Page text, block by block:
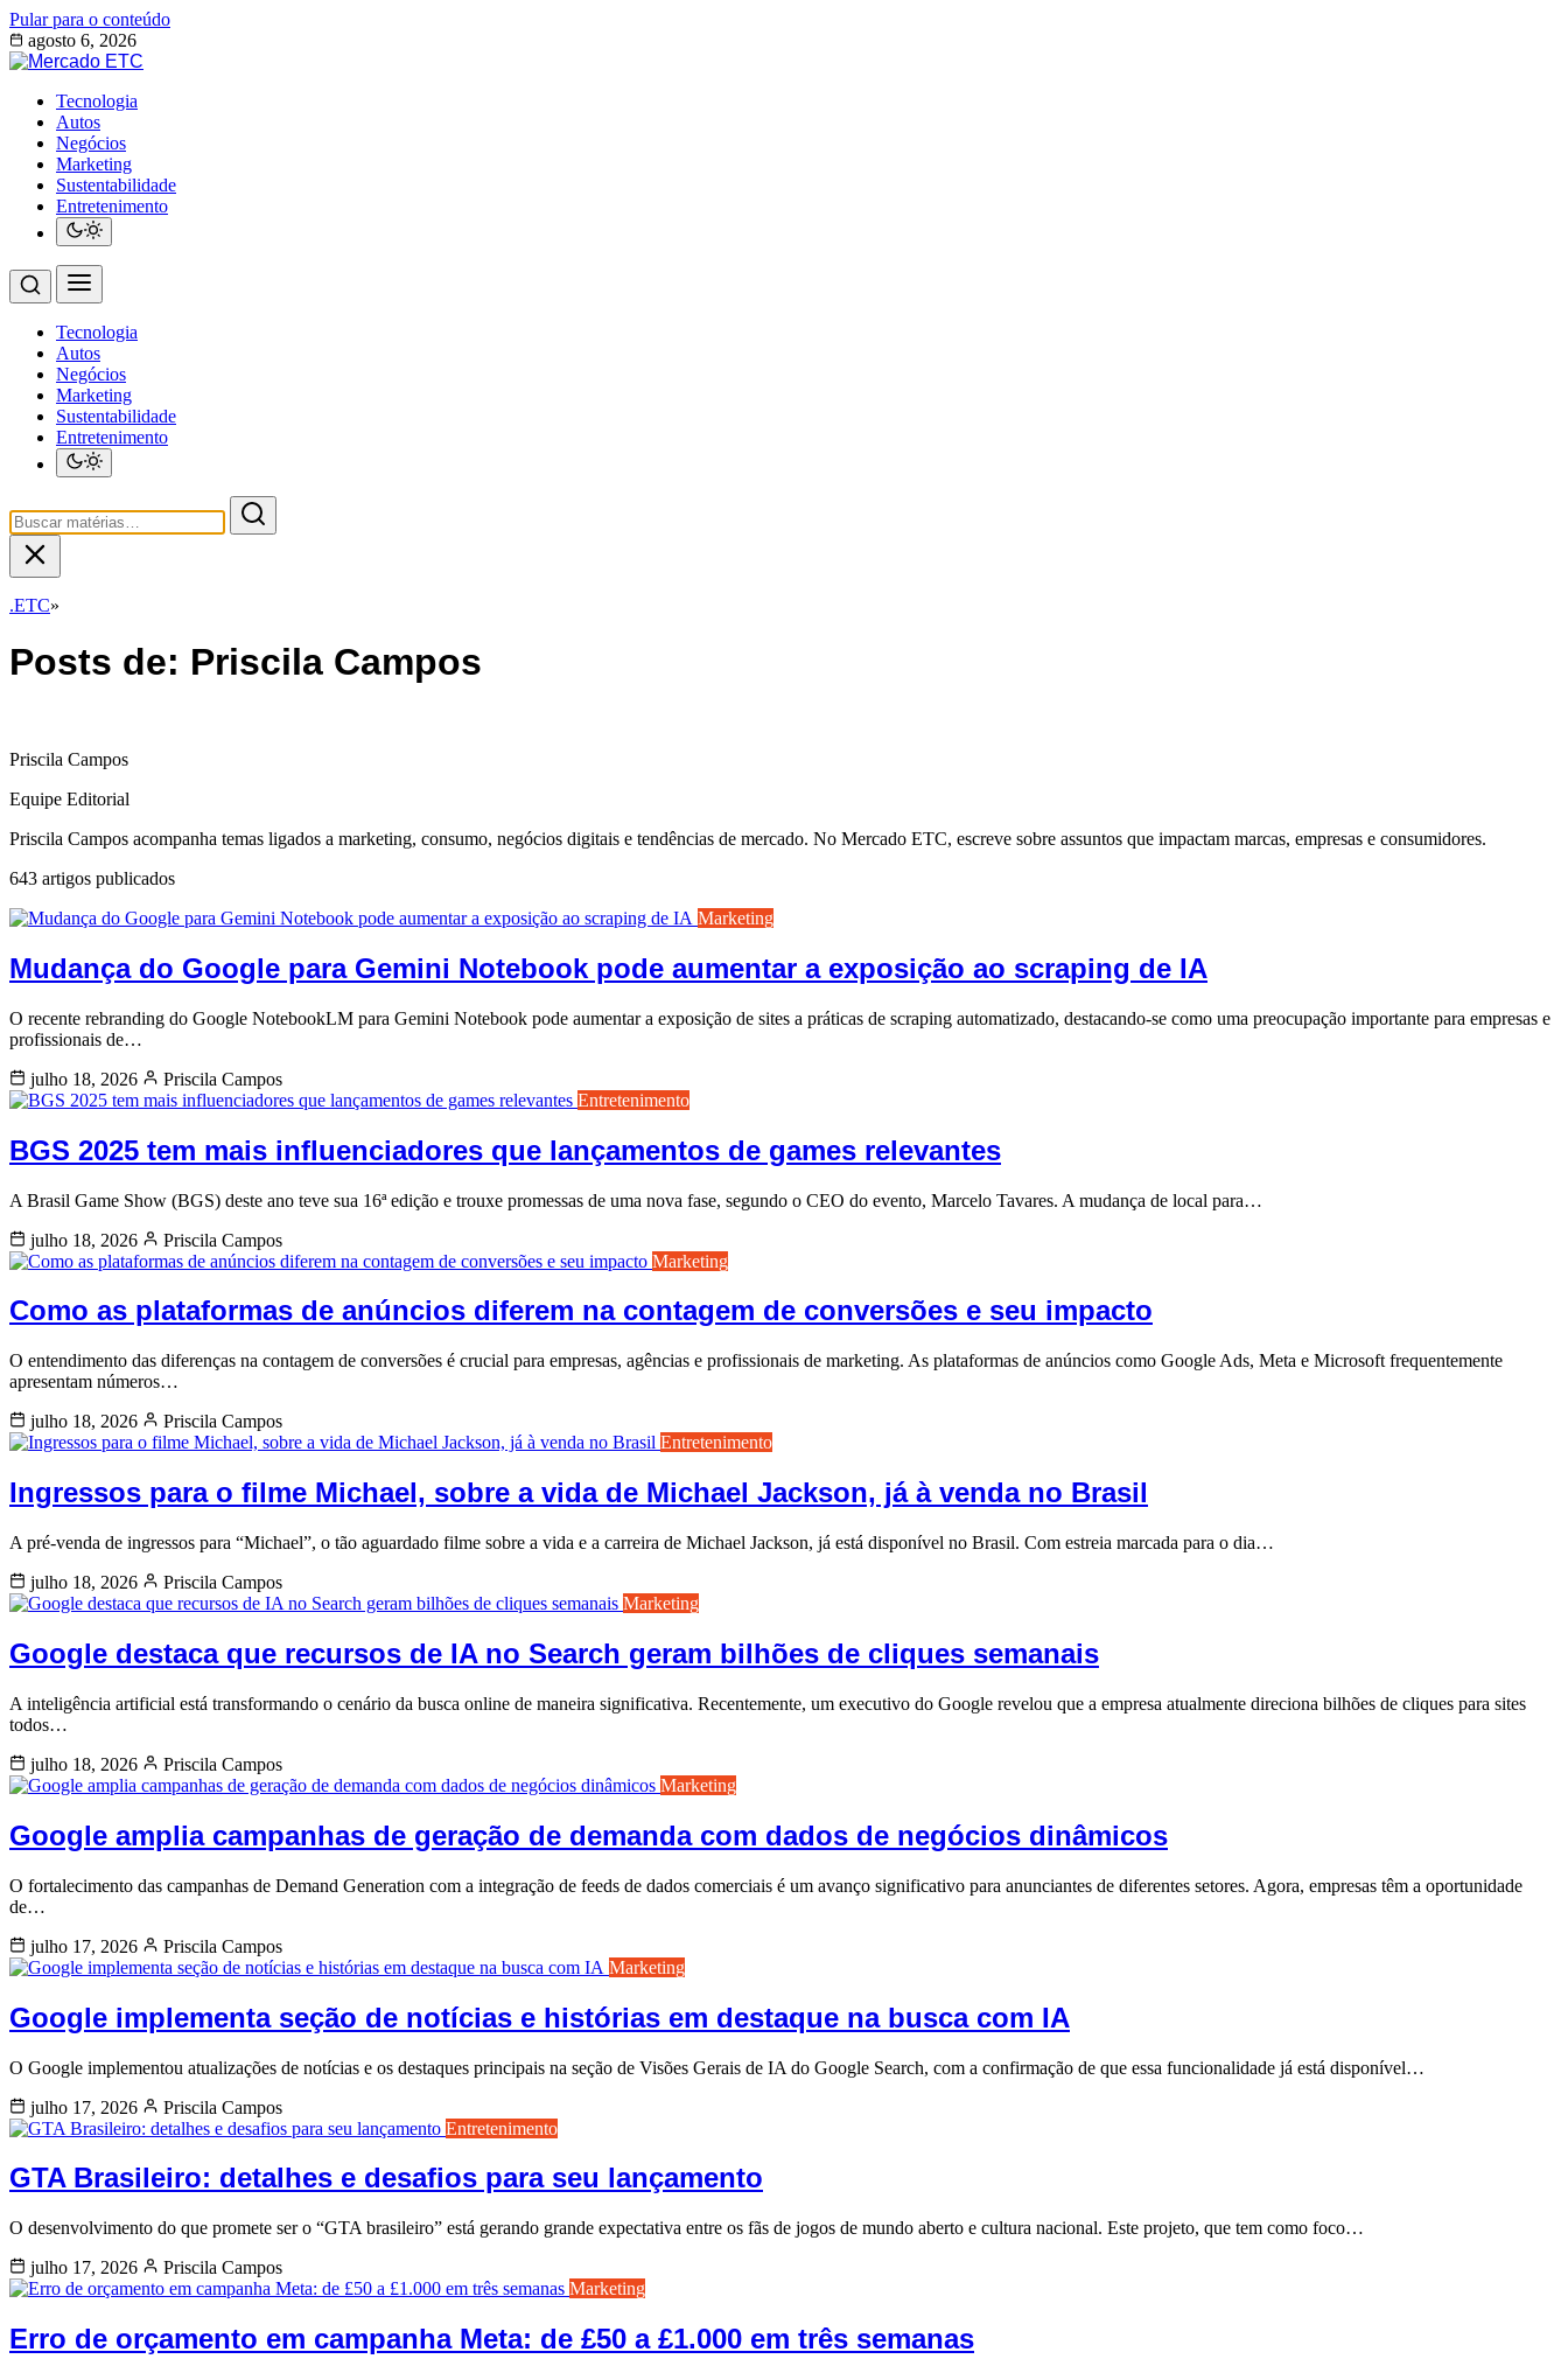
Pular para o conteúdo
agosto 6, 2026
Tecnologia
Autos
Negócios
Marketing
Sustentabilidade
Entretenimento
Tecnologia
Autos
Negócios
Marketing
Sustentabilidade
Entretenimento
.ETC»
Posts de: Priscila Campos
Priscila Campos
Equipe Editorial
Priscila Campos acompanha temas ligados a marketing, consumo, negócios digitais e tendências de mercado. No Mercado ETC, escreve sobre assuntos que impactam marcas, empresas e consumidores.
643 artigos publicados
Marketing
Mudança do Google para Gemini Notebook pode aumentar a exposição ao scraping de IA
O recente rebranding do Google NotebookLM para Gemini Notebook pode aumentar a exposição de sites a práticas de scraping automatizado, destacando-se como uma preocupação importante para empresas e
profissionais de…
julho 18, 2026
Priscila Campos
Entretenimento
BGS 2025 tem mais influenciadores que lançamentos de games relevantes
A Brasil Game Show (BGS) deste ano teve sua 16ª edição e trouxe promessas de uma nova fase, segundo o CEO do evento, Marcelo Tavares. A mudança de local para…
julho 18, 2026
Priscila Campos
Marketing
Como as plataformas de anúncios diferem na contagem de conversões e seu impacto
O entendimento das diferenças na contagem de conversões é crucial para empresas, agências e profissionais de marketing. As plataformas de anúncios como Google Ads, Meta e Microsoft frequentemente
apresentam números…
julho 18, 2026
Priscila Campos
Entretenimento
Ingressos para o filme Michael, sobre a vida de Michael Jackson, já à venda no Brasil
A pré-venda de ingressos para “Michael”, o tão aguardado filme sobre a vida e a carreira de Michael Jackson, já está disponível no Brasil. Com estreia marcada para o dia…
julho 18, 2026
Priscila Campos
Marketing
Google destaca que recursos de IA no Search geram bilhões de cliques semanais
A inteligência artificial está transformando o cenário da busca online de maneira significativa. Recentemente, um executivo do Google revelou que a empresa atualmente direciona bilhões de cliques para sites
todos…
julho 18, 2026
Priscila Campos
Marketing
Google amplia campanhas de geração de demanda com dados de negócios dinâmicos
O fortalecimento das campanhas de Demand Generation com a integração de feeds de dados comerciais é um avanço significativo para anunciantes de diferentes setores. Agora, empresas têm a oportunidade
de…
julho 17, 2026
Priscila Campos
Marketing
Google implementa seção de notícias e histórias em destaque na busca com IA
O Google implementou atualizações de notícias e os destaques principais na seção de Visões Gerais de IA do Google Search, com a confirmação de que essa funcionalidade já está disponível…
julho 17, 2026
Priscila Campos
Entretenimento
GTA Brasileiro: detalhes e desafios para seu lançamento
O desenvolvimento do que promete ser o “GTA brasileiro” está gerando grande expectativa entre os fãs de jogos de mundo aberto e cultura nacional. Este projeto, que tem como foco…
julho 17, 2026
Priscila Campos
Marketing
Erro de orçamento em campanha Meta: de £50 a £1.000 em três semanas